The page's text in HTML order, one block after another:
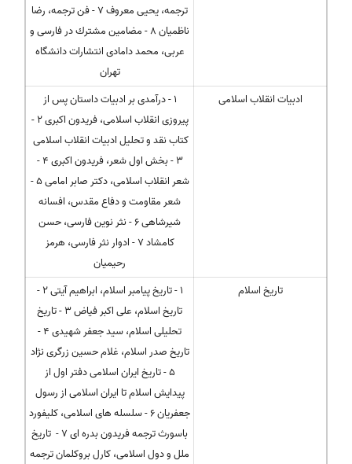
ترجمه، یحیی معروف 7 - فن ترجمه، رضا
ناظمیان 8 - مضامین مشترك در فارسی و
عربی، محمد دامادی انتشارات دانشگاه
تهران
ادبیات انقلاب اسلامی
1 - درآمدی بر ادبیات داستان پس از
پیروزی انقلاب اسلامی، فریدون اکبری 2 -
کتاب نقد و تحلیل ادبیات انقلاب اسلامی
3 - بخش اول شعر، فریدون اکبری 4 -
شعر انقلاب اسلامی، دکتر صابر امامی 5 -
شعر مقاومت و دفاع مقدس، افسانه
شیرشاهی 6 - نثر نوین فارسی، حسن
کامشاد 7 - ادوار نثر فارسی، هرمز
رحیمیان
تاریخ اسلام
1 - تاریخ پیامبر اسلام، ابراهیم آیتی 2 -
تاریخ اسلام، علی اکبر فیاض 3 - تاریخ
تحلیلی اسلام، سید جعفر شهیدی 4 -
تاریخ صدر اسلام، غلام حسین زرگری نژاد
5 - تاریخ ایران اسلامی دفتر اول از
پیدایش اسلام تا ایران اسلامی از رسول
جعفریان 6 - سلسله های اسلامی، کلیفورد
باسورث ترجمه فریدون بدره ای 7 - تاریخ
ملل و دول اسلامی، کارل بروکلمان ترجمه